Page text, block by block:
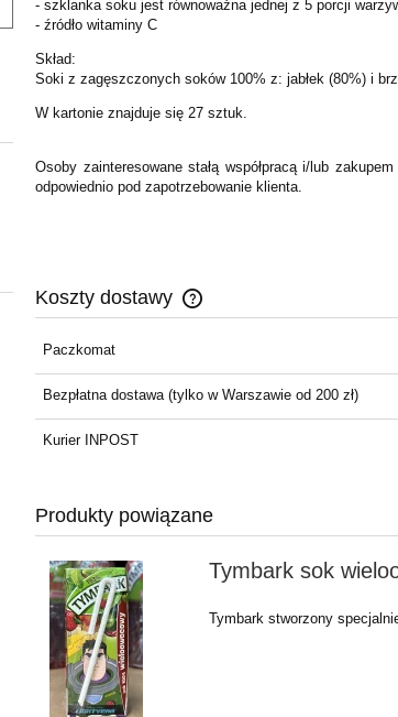
- szklanka soku jest równoważna jednej z 5 porcji
- źródło witaminy C
Skład:
Soki z zagęszczonych soków 100% z: jabłek (80%) i
W kartonie znajduje się 27 sztuk.
Osoby zainteresowane stałą współpracą i/lub
odpowiednio pod zapotrzebowanie klienta.
Koszty dostawy
Cena nie zawiera
płatności
Paczkomat
Bezpłatna dostawa(tylko w Warszawie od 200 zł)
Kurier INPOST
Produkty powiązane
Tymbark sok
Tymbark stworzony